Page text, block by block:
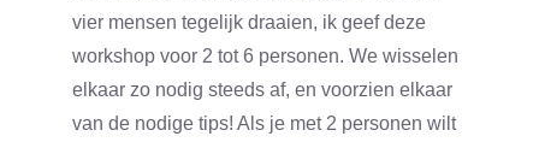
vier mensen tegelijk draaien, ik geef deze
workshop voor 2 tot 6 personen. We wisselen
elkaar zo nodig steeds af, en voorzien elkaar
van de nodige tips! Als je met 2 personen wilt